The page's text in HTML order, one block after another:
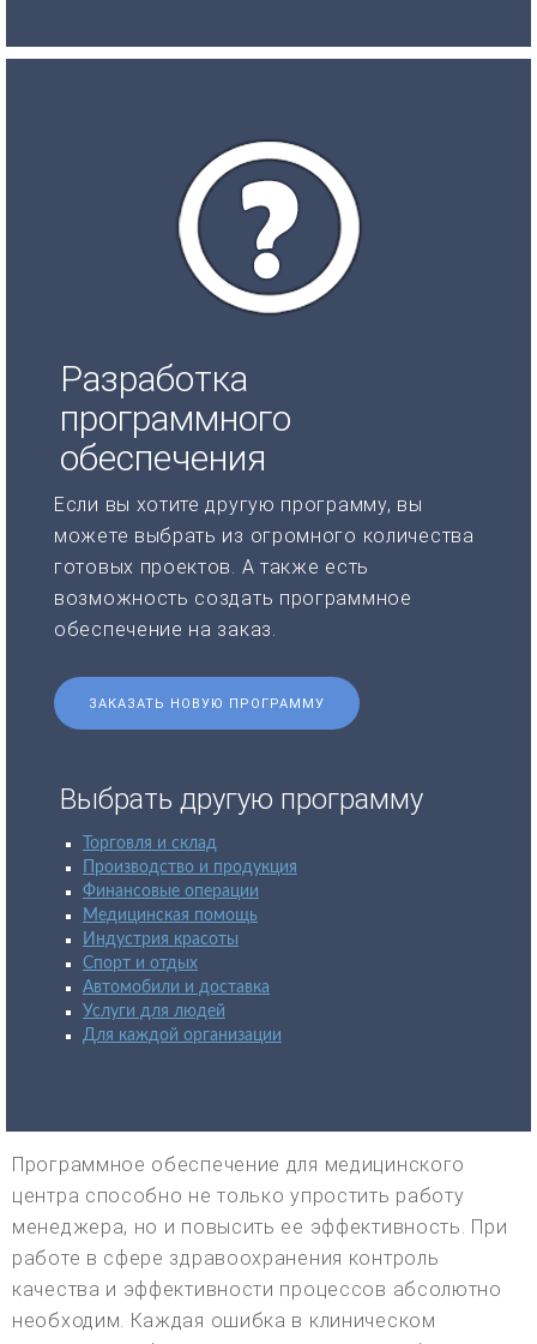
Разработка
программного
обеспечения
Если вы хотите другую программу, вы
можете выбрать из огромного количества
готовых проектов. А также есть
возможность создать программное
обеспечение на заказ.
ЗАКАЗАТЬ НОВУЮ ПРОГРАММУ
Выбрать другую программу
Торговля и склад
Производство и продукция
Финансовые операции
Медицинская помощь
Индустрия красоты
Спорт и отдых
Автомобили и доставка
Услуги для людей
Для каждой организации
Программное обеспечение для медицинского
центра способно не только упростить работу
менеджера, но и повысить ее эффективность. При
работе в сфере здравоохранения контроль
качества и эффективности процессов абсолютно
необходим. Каждая ошибка в клиническом